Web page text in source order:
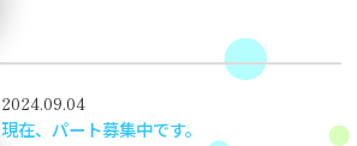
2024.09.04
現在、パート募集中です。